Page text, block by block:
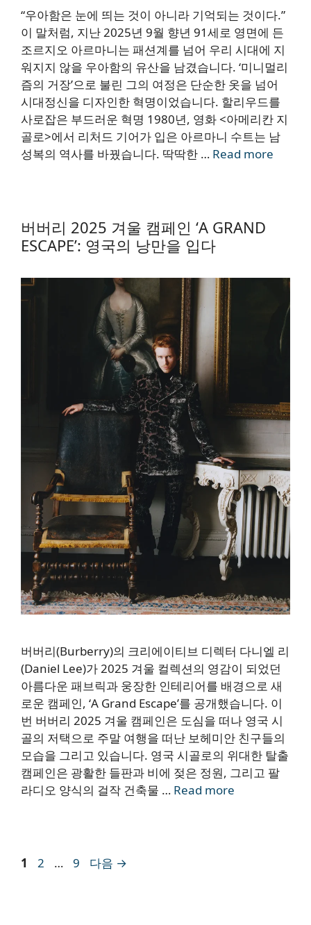
“우아함은 눈에 띄는 것이 아니라 기억되는 것이다.”
이 말처럼, 지난 2025년 9월 향년 91세로 영면에 든
조르지오 아르마니는 패션계를 넘어 우리 시대에 지
워지지 않을 우아함의 유산을 남겼습니다. ‘미니멀리
즘의 거장’으로 불린 그의 여정은 단순한 옷을 넘어
시대정신을 디자인한 혁명이었습니다. 할리우드를
사로잡은 부드러운 혁명 1980년, 영화 <아메리칸 지
골로>에서 리처드 기어가 입은 아르마니 수트는 남
성복의 역사를 바꿨습니다. 딱딱한 … Read more
버버리 2025 겨울 캠페인 ‘A GRAND
ESCAPE’: 영국의 낭만을 입다
버버리(Burberry)의 크리에이티브 디렉터 다니엘 리
(Daniel Lee)가 2025 겨울 컬렉션의 영감이 되었던
아름다운 패브릭과 웅장한 인테리어를 배경으로 새
로운 캠페인, ‘A Grand Escape’를 공개했습니다. 이
번 버버리 2025 겨울 캠페인은 도심을 떠나 영국 시
골의 저택으로 주말 여행을 떠난 보헤미안 친구들의
모습을 그리고 있습니다. 영국 시골로의 위대한 탈출
캠페인은 광활한 들판과 비에 젖은 정원, 그리고 팔
라디오 양식의 걸작 건축물 … Read more
페
1
페
2 …
페
9 다음 →